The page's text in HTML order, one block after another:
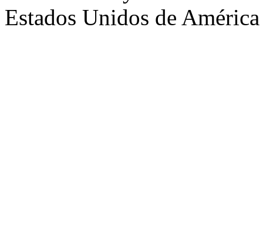
Estados Unidos de América